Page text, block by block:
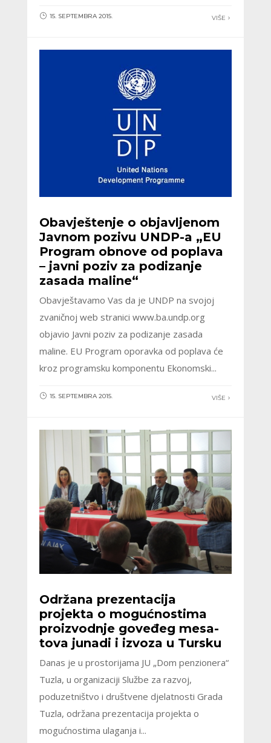
VIŠE
15. SEPTEMBRA 2015.
Obavještenje o objavljenom
Javnom pozivu UNDP-a „EU
Program obnove od poplava
– javni poziv za podizanje
zasada maline“
Obavještavamo Vas da je UNDP na svojoj
zvaničnoj web stranici www.ba.undp.org
objavio Javni poziv za podizanje zasada
maline. EU Program oporavka od poplava će
kroz programsku komponentu Ekonomski...
VIŠE
15. SEPTEMBRA 2015.
Održana prezentacija
projekta o mogućnostima
proizvodnje goveđeg mesa-
tova junadi i izvoza u Tursku
Danas je u prostorijama JU „Dom penzionera“
Tuzla, u organizaciji Službe za razvoj,
poduzetništvo i društvene djelatnosti Grada
Tuzla, održana prezentacija projekta o
mogućnostima ulaganja i...